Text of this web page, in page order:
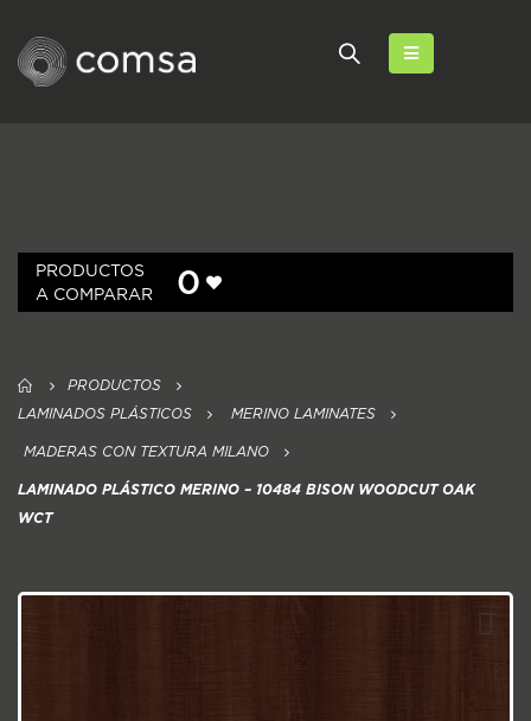
PRODUCTOS
A COMPARAR
0
PRODUCTOS
LAMINADOS PLÁSTICOS
MERINO LAMINATES
MADERAS CON TEXTURA MILANO
LAMINADO PLÁSTICO MERINO – 10484 BISON WOODCUT OAK
WCT